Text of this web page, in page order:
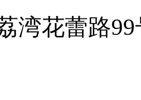
湾花蕾路